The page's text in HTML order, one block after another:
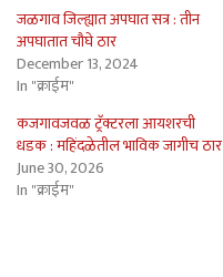
जळगाव जिल्ह्यात अपघात सत्र : तीन
अपघातात चौघे ठार
December 13, 2024
In "क्राईम"
कजगावजवळ ट्रॅक्टरला आयशरची
धडक : महिंदळेतील भाविक जागीच ठार
June 30, 2026
In "क्राईम"